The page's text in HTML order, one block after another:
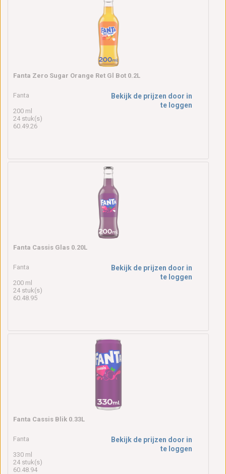
Fanta Zero Sugar Orange Ret Gl Bot 0.2L
Fanta
200 ml
24 stuk(s)
60.49.26
Bekijk de prijzen door in
te loggen
Fanta Cassis Glas 0.20L
Fanta
200 ml
24 stuk(s)
60.48.95
Bekijk de prijzen door in
te loggen
Fanta Cassis Blik 0.33L
Fanta
330 ml
24 stuk(s)
60.48.94
Bekijk de prijzen door in
te loggen